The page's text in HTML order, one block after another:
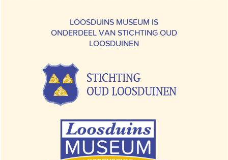
LOOSDUINS MUSEUM IS
ONDERDEEL VAN STICHTING OUD
LOOSDUINEN